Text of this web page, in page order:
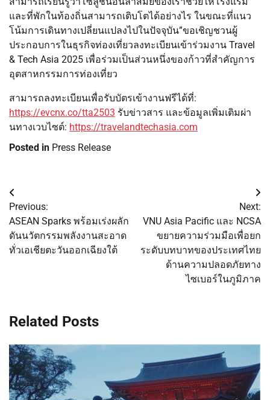
และที่พักในท้องถิ่นสามารถเติบโตได้อย่างไร ในขณะที่แนว
โน้มการเดินทางเปลี่ยนแปลงไปในปัจจุบัน”ขอเชิญชวนผู้
ประกอบการในธุรกิจท่องเที่ยวลงทะเบียนเข้าร่วมงาน Travel
& Tech Asia 2025 เพื่อร่วมเป็นส่วนหนึ่งของก้าวที่สำคัญการ
อุตสาหกรรมการท่องเที่ยว
สามารถลงทะเบียนเพื่อรับบัตรเข้างานฟรีได้ที่:
https://evcnx.co/tta2503 รับข่าวสาร และข้อมูลเพิ่มเติมผ่า
นทางเวบไซต์: https://travelandtechasia.com
Posted in Press Release
Post
navigation
Previous:
ASEAN Sparks พร้อมเร่งผลัก
ดันนวัตกรรมพลังงานสะอาด
ทั่วเอเชียตะวันออกเฉียงใต้
Next:
VNU Asia Pacific และ NCSA
ขยายความร่วมมือเพื่อยก
ระดับบทบาทของประเทศไทย
ด้านความปลอดภัยทาง
ไซเบอร์ในภูมิภาค
Related Posts